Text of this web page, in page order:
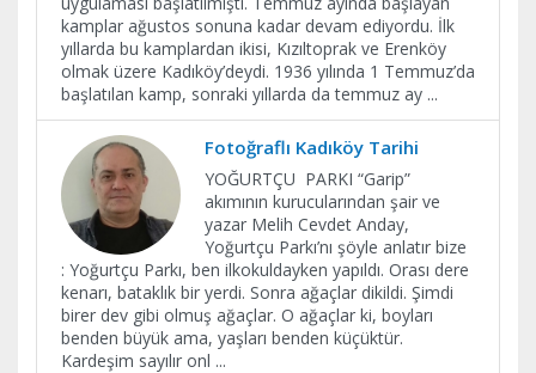
kamplar ağustos sonuna kadar devam ediyordu. İlk
yıllarda bu kamplardan ikisi, Kızıltoprak ve Erenköy
olmak üzere Kadıköy’deydi. 1936 yılında 1 Temmuz’da
başlatılan kamp, sonraki yıllarda da temmuz ay ...
Fotoğraflı Kadıköy Tarihi
YOĞURTÇU PARKI “Garip”
akımının kurucularından şair ve
yazar Melih Cevdet Anday,
Yoğurtçu Parkı’nı şöyle anlatır bize
: Yoğurtçu Parkı, ben ilkokuldayken yapıldı. Orası dere
kenarı, bataklık bir yerdi. Sonra ağaçlar dikildi. Şimdi
birer dev gibi olmuş ağaçlar. O ağaçlar ki, boyları
benden büyük ama, yaşları benden küçüktür.
Kardeşim sayılır onl ...